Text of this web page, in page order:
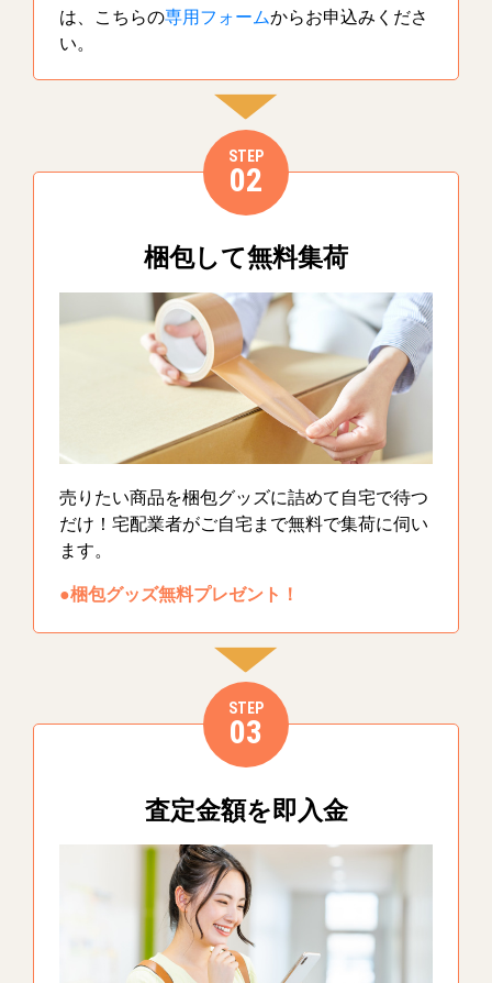
は、こちらの専用フォームからお申込みくださ
い。
STEP
02
梱包して無料集荷
売りたい商品を梱包グッズに詰めて自宅で待つ
だけ！宅配業者がご自宅まで無料で集荷に伺い
ます。
●梱包グッズ無料プレゼント！
STEP
03
査定金額を即入金